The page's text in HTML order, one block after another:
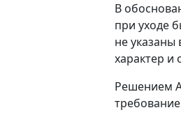
В
при уходе
не указаны
характер и
Решением